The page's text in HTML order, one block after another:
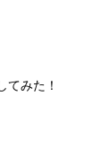
てみた！